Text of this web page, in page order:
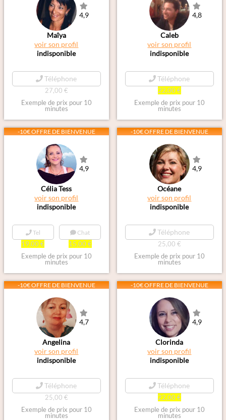
4,9
Maîya
voir son profil
indisponible
Téléphone
27,00 €
Exemple de prix pour 10
minutes
4,8
Caleb
voir son profil
indisponible
Téléphone
22,00 €
Exemple de prix pour 10
minutes
-10€ OFFRE DE BIENVENUE
4,9
Célia Tess
voir son profil
indisponible
Tel
19,00 €
Chat
15,00 €
Exemple de prix pour 10
minutes
-10€ OFFRE DE BIENVENUE
4,9
Océane
voir son profil
indisponible
Téléphone
25,00 €
Exemple de prix pour 10
minutes
-10€ OFFRE DE BIENVENUE
4,7
Angelina
voir son profil
indisponible
Téléphone
25,00 €
Exemple de prix pour 10
minutes
-10€ OFFRE DE BIENVENUE
4,9
Clorinda
voir son profil
indisponible
Téléphone
22,00 €
Exemple de prix pour 10
minutes